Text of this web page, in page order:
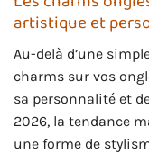
artistique et
Au-delà d’une
charms sur vos
sa personnalité et
2026, la tendance
une forme de